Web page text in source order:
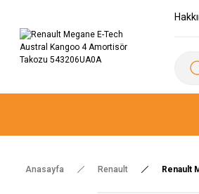
Anasayfa Renault Renault